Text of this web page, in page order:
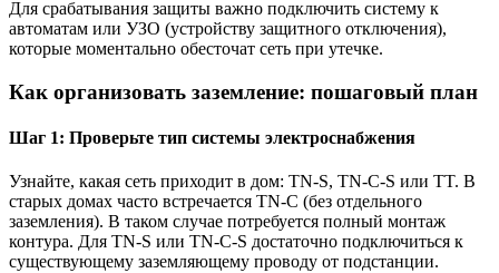
Для срабатывания защиты важно подключить систему к
автоматам или УЗО (устройству защитного отключения),
которые моментально обесточат сеть при утечке.
Как организовать заземление: пошаговый план
Шаг 1: Проверьте тип системы электроснабжения
Узнайте, какая сеть приходит в дом: TN-S, TN-C-S или TT. В
старых домах часто встречается TN-C (без отдельного
заземления). В таком случае потребуется полный монтаж
контура. Для TN-S или TN-C-S достаточно подключиться к
существующему заземляющему проводу от подстанции.